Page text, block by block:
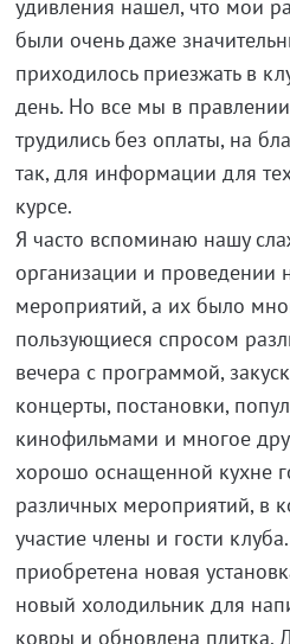
удивления нашел, что мои
были очень даже
приходилось приезжать в
день. Но все мы в
трудились без оплаты, на
так, для информации для
курсе.
Я часто вспоминаю нашу
организации и проведении
мероприятий, а их было
пользующиеся спросом
вечера с программой,
концерты, постановки,
кинофильмами и многое
хорошо оснащенной кухне
различных мероприятий, в
участие члены и гости
приобретена новая
новый холодильник для
ковры и обновлена плитка.